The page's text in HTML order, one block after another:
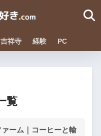
吉祥寺 経験 PC
覧
ーム｜コーヒーと輸